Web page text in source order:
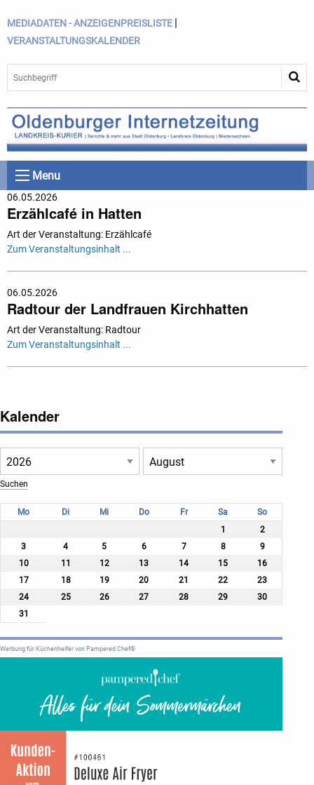
MEDIADATEN - ANZEIGENPREISLISTE |
VERANSTALTUNGSKALENDER
Menu
06.05.2026
Erzählcafé in Hatten
Art der Veranstaltung: Erzählcafé
Zum Veranstaltungsinhalt ...
06.05.2026
Radtour der Landfrauen Kirchhatten
Art der Veranstaltung: Radtour
Zum Veranstaltungsinhalt ...
Kalender
Mo Di Mi Do Fr Sa
So
1
2
3
4 5 6 7 8
9
10
11 12 13 14 15
16
17
18 19 20 21 22
23
24
25 26 27 28 29
30
31
Werbung für Küchenhelfer von Pampered Chef®